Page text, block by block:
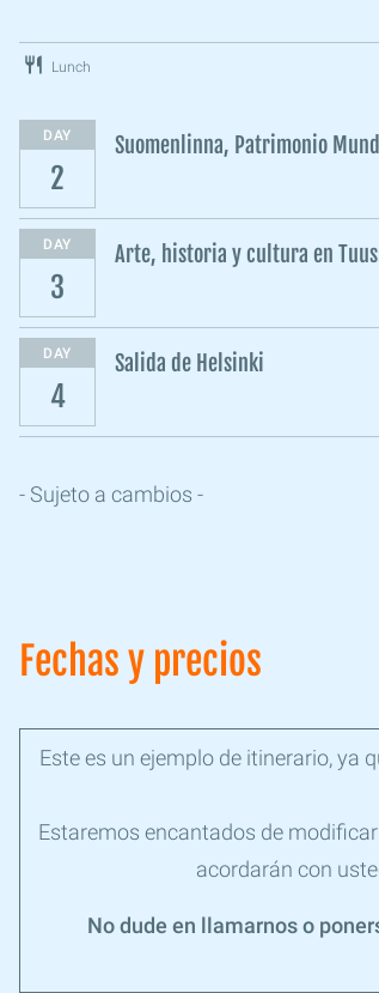
Lunch
DAY
2
Suomenlinna, Patrimonio
DAY
3
Arte, historia y cultura en
DAY
4
Salida de Helsinki
- Sujeto a cambios -
Fechas y precios
Este es un ejemplo de itinerario, ya
Estaremos encantados de
acordarán con
No dude en llamarnos o